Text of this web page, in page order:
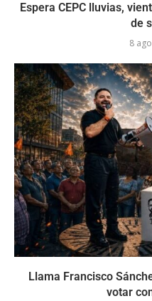
Espera CEPC lluvias,
de
8
Llama Francisco
votar